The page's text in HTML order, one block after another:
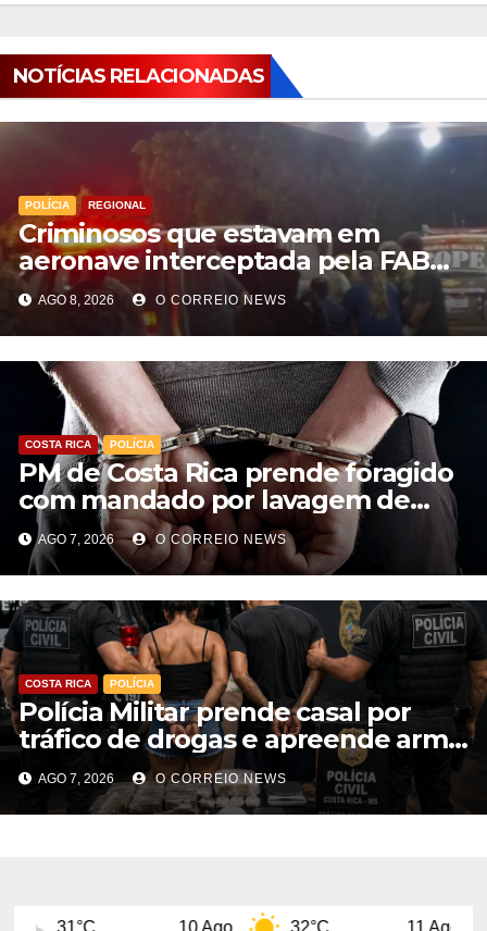
NOTÍCIAS RELACIONADAS
POLÍCIA REGIONAL
Criminosos que estavam em
aeronave interceptada pela FAB
em MS morrem durante confronto
com o Bope
AGO 8, 2026 O CORREIO NEWS
COSTA RICA POLÍCIA
PM de Costa Rica prende foragido
com mandado por lavagem de
dinheiro e estelionato
AGO 7, 2026 O CORREIO NEWS
COSTA RICA POLÍCIA
Polícia Militar prende casal por
tráfico de drogas e apreende arma
de fogo em Costa Rica
AGO 7, 2026 O CORREIO NEWS